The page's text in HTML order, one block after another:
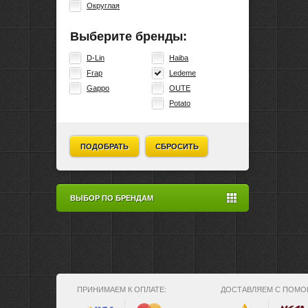
Округлая
Выберите бренды:
D-Lin
Frap
Gappo
Haiba
Ledeme
OUTE
Potato
ПОДОБРАТЬ СБРОСИТЬ
ВЫБОР ПО БРЕНДАМ
ПРИНИМАЕМ К ОПЛАТЕ: ДОСТАВЛЯЕМ С